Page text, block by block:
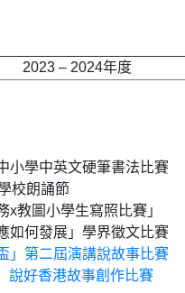
2023 – 2024年度
小學中英文硬筆書法比賽
校朗誦節
x教圖小學生寫照比賽」
如何發展」學界徵文比賽
」第二屆演講說故事比賽
說好香港故事創作比賽